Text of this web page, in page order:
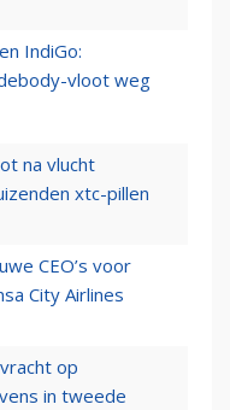
IndiGo:
vloot weg
na vlucht
xtc-pillen
CEO’s voor
City Airlines
op
in tweede